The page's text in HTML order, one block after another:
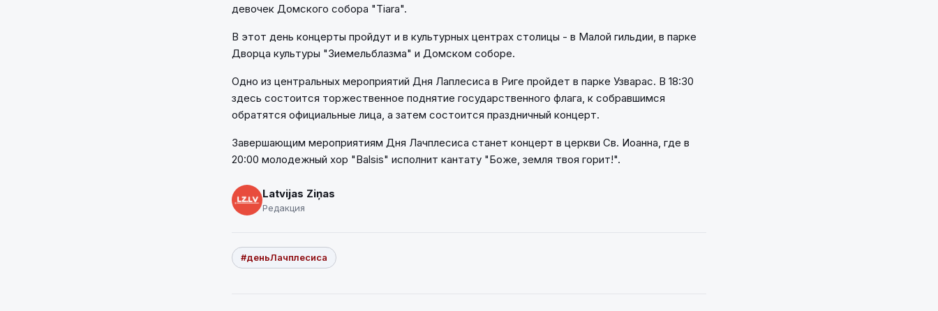
девочек Домского собора "Tiara".
В этот день концерты пройдут и в культурных центрах столицы - в Малой гильдии, в парке
Дворца культуры "Зиемельблазма" и Домском соборе.
Одно из центральных мероприятий Дня Лаплесиса в Риге пройдет в парке Узварас. В 18:30
здесь состоится торжественное поднятие государственного флага, к собравшимся
обратятся официальные лица, а затем состоится праздничный концерт.
Завершающим мероприятиям Дня Лачплесиса станет концерт в церкви Св. Иоанна, где в
20:00 молодежный хор "Balsis" исполнит кантату "Боже, земля твоя горит!".
Latvijas Ziņas
Редакция
#деньЛачплесиса